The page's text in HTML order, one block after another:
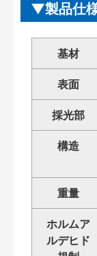
製品仕
基材
表面
採光部
構造
重量
ホルムア
ルデヒド